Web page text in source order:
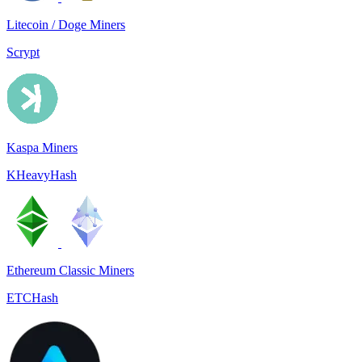
Litecoin / Doge Miners
Scrypt
Kaspa Miners
KHeavyHash
Ethereum Classic Miners
ETCHash